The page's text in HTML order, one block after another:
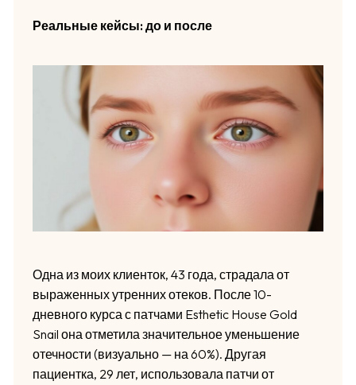
Реальные кейсы: до и после
Одна из моих клиенток, 43 года, страдала от
выраженных утренних отеков. После 10-
дневного курса с патчами Esthetic House Gold
Snail она отметила значительное уменьшение
отечности (визуально — на 60%). Другая
пациентка, 29 лет, использовала патчи от